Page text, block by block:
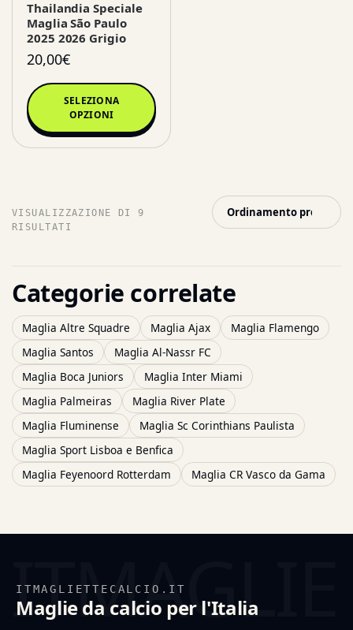
Thailandia Speciale
Maglia São Paulo
2025 2026 Grigio
20,00€
SELEZIONA
OPZIONI
VISUALIZZAZIONE DI 9
RISULTATI
Categorie correlate
Maglia Altre Squadre Maglia Ajax
Maglia Flamengo
Maglia Santos
Maglia Al-Nassr FC
Maglia Boca Juniors
Maglia Inter Miami
Maglia Palmeiras
Maglia River Plate
Maglia Fluminense
Maglia Sc Corinthians Paulista
Maglia Sport Lisboa e Benfica
Maglia Feyenoord Rotterdam
Maglia CR Vasco da Gama
ITMAGLIETTECALCIO.IT
Maglie da calcio per l'Italia